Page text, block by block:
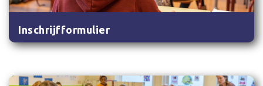
Inschrijfformulier